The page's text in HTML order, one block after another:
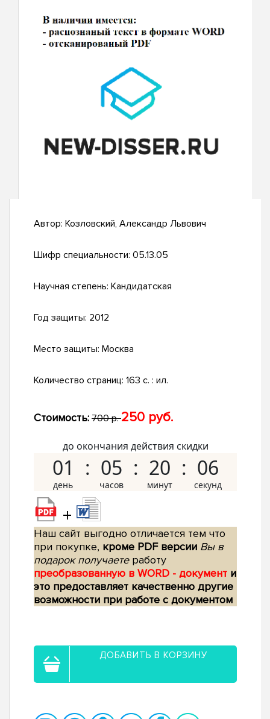
Автор: Козловский, Александр Львович
Шифр специальности: 05.13.05
Научная степень: Кандидатская
Год защиты: 2012
Место защиты: Москва
Количество страниц: 163 с. : ил.
Стоимость: 700 р.250 руб.
до окончания действия скидки
01 05 20 05
+
Наш сайт выгодно отличается тем что
при покупке, кроме PDF версии Вы в
подарок получаетеработу
преобразованную в WORD - документ и
это предоставляет качественно другие
возможности при работе с документом
ДОБАВИТЬ В КОРЗИНУ